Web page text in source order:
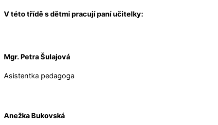
V této třídě s dětmi pracují paní učitelky:
Mgr. Petra Šulajová
Asistentka pedagoga
Anežka Bukovská